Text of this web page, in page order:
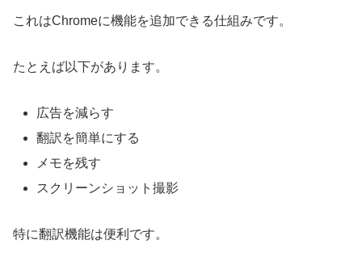
これはChromeに機能を追加できる仕組みです。
たとえば以下があります。
広告を減らす
翻訳を簡単にする
メモを残す
スクリーンショット撮影
特に翻訳機能は便利です。